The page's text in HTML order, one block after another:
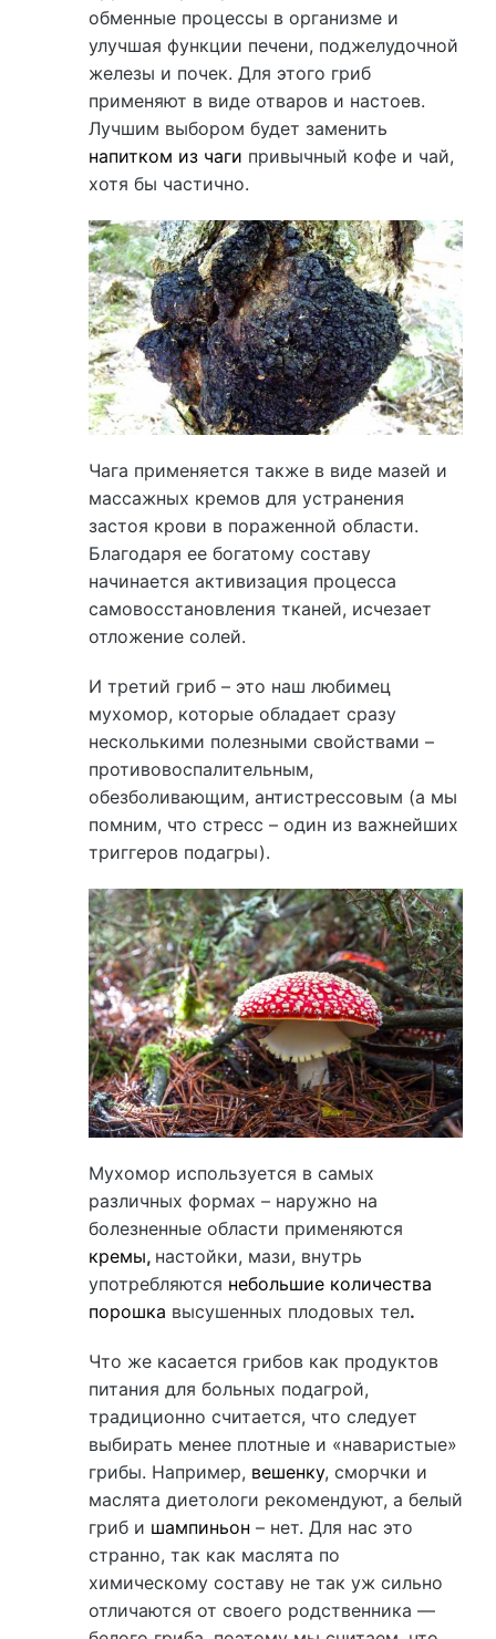
обменные процессы в организме и
улучшая функции печени, поджелудочной
железы и почек. Для этого гриб
применяют в виде отваров и настоев.
Лучшим выбором будет заменить
напитком из чаги привычный кофе и чай,
хотя бы частично.
Чага применяется также в виде мазей и
массажных кремов для устранения
застоя крови в пораженной области.
Благодаря ее богатому составу
начинается активизация процесса
самовосстановления тканей, исчезает
отложение солей.
И третий гриб – это наш любимец
мухомор, которые обладает сразу
несколькими полезными свойствами –
противовоспалительным,
обезболивающим, антистрессовым (а мы
помним, что стресс – один из важнейших
триггеров подагры).
Мухомор используется в самых
различных формах – наружно на
болезненные области применяются
кремы, настойки, мази, внутрь
употребляются небольшие количества
порошка высушенных плодовых тел.
Что же касается грибов как продуктов
питания для больных подагрой,
традиционно считается, что следует
выбирать менее плотные и «наваристые»
грибы. Например, вешенку, сморчки и
маслята диетологи рекомендуют, а белый
гриб и шампиньон – нет. Для нас это
странно, так как маслята по
химическому составу не так уж сильно
отличаются от своего родственника —